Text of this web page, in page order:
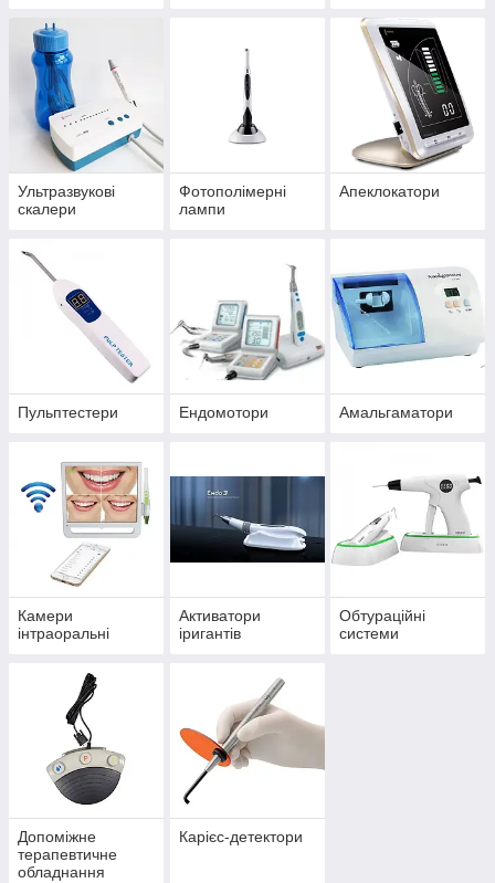
Ультразвукові
скалери
Фотополімерні
лампи
Апеклокатори
Пульптестери Ендомотори Амальгаматори
Камери
інтраоральні
Активатори
іригантів
Обтураційні
системи
Допоміжне
терапевтичне
обладнання
Карієс-детектори